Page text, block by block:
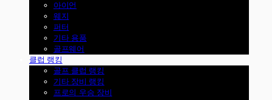
아이언
웨지
퍼터
기타 용품
골프웨어
클럽 랭킹
골프 클럽 랭킹
기타 장비 랭킹
프로의 우승 장비